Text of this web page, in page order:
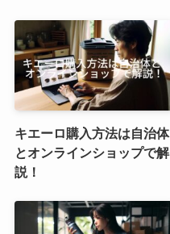
キエーロ購入方法は自治体
とオンラインショップで解
説！